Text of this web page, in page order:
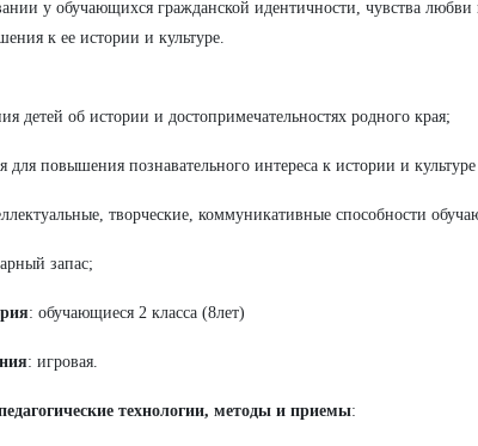
у обучающихся гражданской идентичности, чувства
к ее истории и культуре.
детей об истории и достопримечательностях родного края;
для повышения познавательного интереса к истории и
творческие, коммуникативные способности
запас;
: обучающиеся 2 класса (8лет)
: игровая.
технологии, методы и приемы: